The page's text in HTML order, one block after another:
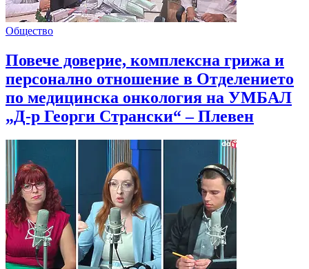
Общество
Повече доверие, комплексна грижа и
персонално отношение в Отделението
по медицинска онкология на УМБАЛ
„Д-р Георги Странски“ – Плевен